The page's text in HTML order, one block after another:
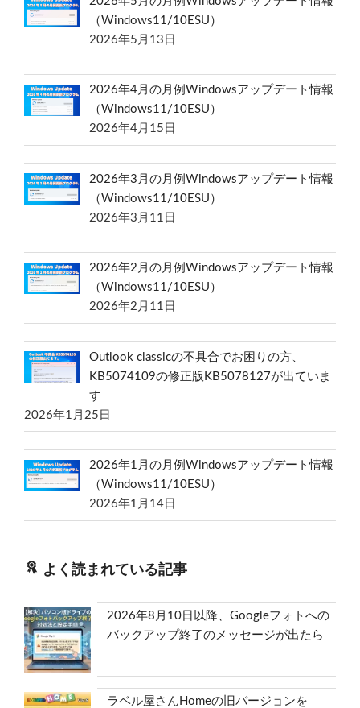
（Windows11/10ESU）
2026年5月13日
2026年4月の月例Windowsアップデート情報
（Windows11/10ESU）
2026年4月15日
2026年3月の月例Windowsアップデート情報
（Windows11/10ESU）
2026年3月11日
2026年2月の月例Windowsアップデート情報
（Windows11/10ESU）
2026年2月11日
Outlook classicの不具合でお困りの方、
KB5074109の修正版KB5078127が出ていま
す
2026年1月25日
2026年1月の月例Windowsアップデート情報
（Windows11/10ESU）
2026年1月14日
よく読まれている記事
2026年8月10日以降、Googleフォトへの
バックアップ終了のメッセージが出たら
ラベル屋さんHomeの旧バージョンを